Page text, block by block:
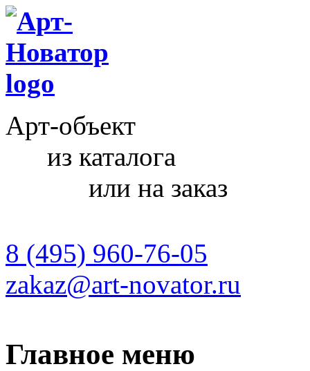
Арт-объект
из каталога
или на заказ
8 (495) 960-76-05
zakaz@art-novator.ru
Главное меню